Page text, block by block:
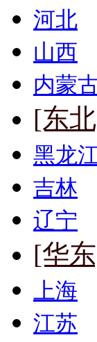
河北
山西
内蒙
[东
黑龙
吉林
辽宁
[华
上海
江苏